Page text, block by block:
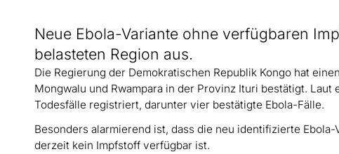
Neue Ebola-Variante ohne verfügbaren
belasteten Region aus.
Die Regierung der Demokratischen Republik Kongo hat
Mongwalu und Rwampara in der Provinz Ituri bestätigt.
Todesfälle registriert, darunter vier bestätigte Ebola-Fälle.
Besonders alarmierend ist, dass die neu identifizierte
derzeit kein Impfstoff verfügbar ist.